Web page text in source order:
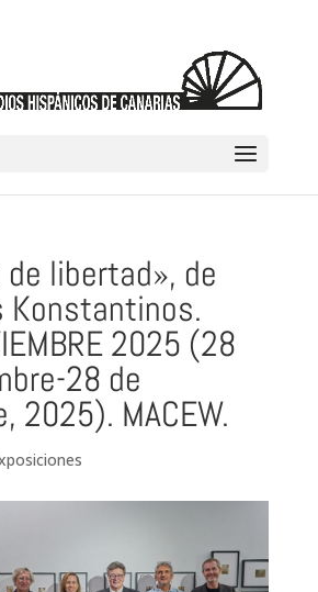
libertad», de
Konstantinos.
2025 (28
28 de
2025). MACEW.